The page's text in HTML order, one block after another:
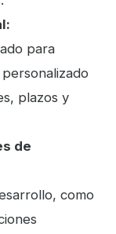
para
plazos y
de
como